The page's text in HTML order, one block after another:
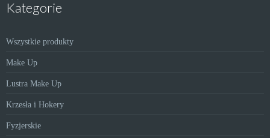
Kategorie
Wszystkie produkty
Make Up
Lustra Make Up
Krzesła i Hokery
Fyzjerskie